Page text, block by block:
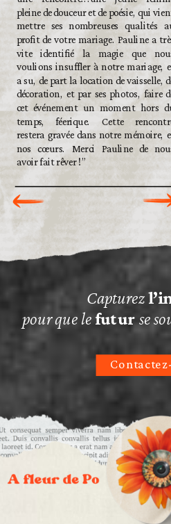
pleine de douceur et de poésie, qui
mettre ses nombreuses qualités
profit de votre mariage. Pauline a
vite identifié la magie que
voulions insuffler à notre mariage,
a su, de part la location de vaisselle,
décoration, et par ses photos, faire
cet événement un moment hors
temps, féerique. Cette
restera gravée dans notre mémoire,
nos cœurs. Merci Pauline de
avoir fait rêver !”
Capturez
pour que lefutur se